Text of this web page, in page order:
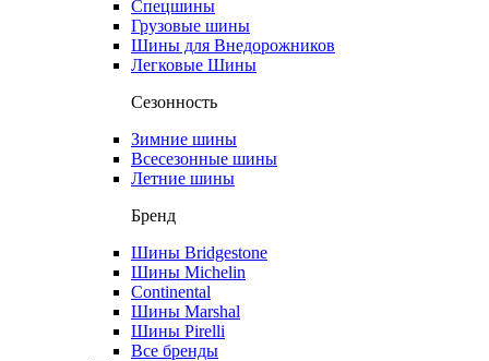
Спецшины
Грузовые шины
Шины для Внедорожников
Легковые Шины
Сезонность
Зимние шины
Всесезонные шины
Летние шины
Бренд
Шины Bridgestone
Шины Michelin
Continental
Шины Marshal
Шины Pirelli
Все бренды